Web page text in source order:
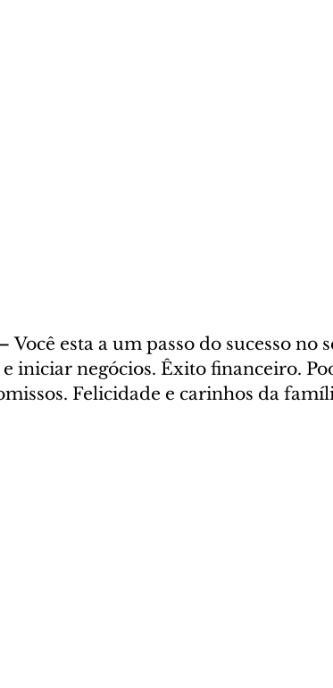
Você esta a um passo do sucesso
iniciar negócios. Êxito financeiro.
Felicidade e carinhos da